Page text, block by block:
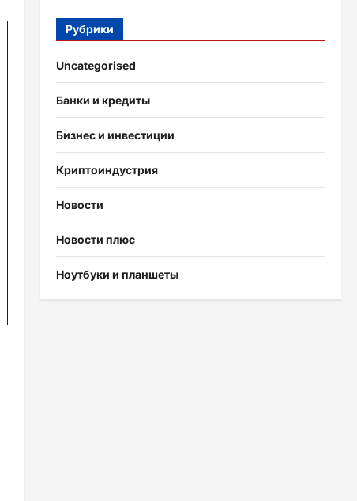
Рубрики
Uncategorised
Банки и кредиты
Бизнес и инвестиции
Криптоиндустрия
Новости
Новости плюс
Ноутбуки и планшеты